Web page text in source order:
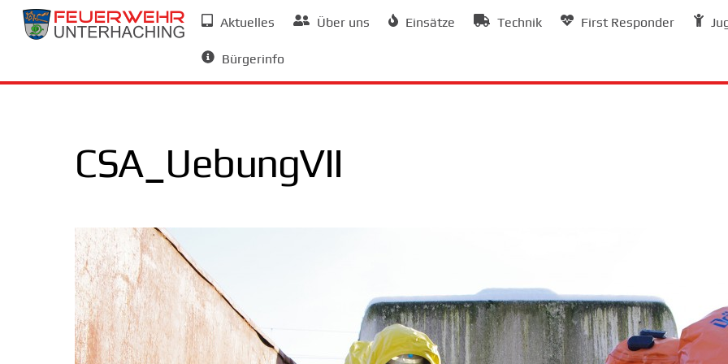
Skip
Aktuelles Über uns Einsätze Technik First Responder
Bürgerinfo
CSA_UebungVII